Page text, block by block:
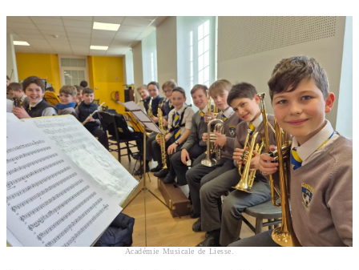
Académie Musicale de Liesse.